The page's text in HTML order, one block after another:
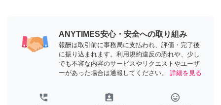
ANYTIMES安心・安全への取り組み
報酬は取引前に事務局に支払われ、評価・完了後
に振り込まれます。利用規約違反の恐れや、少し
でも不審な内容のサービスやリクエストやユーザ
ーがあった場合は通報してください。
詳細を見る
perm_phone_msg assignment_ind tag_faces